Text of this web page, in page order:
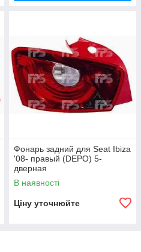
Фонарь задний для Seat Ibiza
'08- правый (DEPO) 5-
дверная
В наявності
Ціну уточнюйте